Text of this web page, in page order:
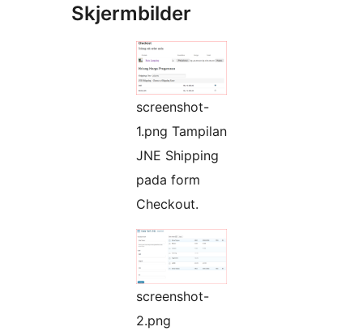
Skjermbilder
screenshot-
1.png Tampilan
JNE Shipping
pada form
Checkout.
screenshot-
2.png